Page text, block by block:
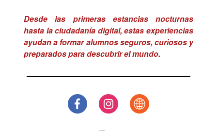
Desde las primeras estancias nocturnas
hasta la ciudadanía digital, estas experiencias
ayudan a formar alumnos seguros, curiosos y
preparados para descubrir el mundo.